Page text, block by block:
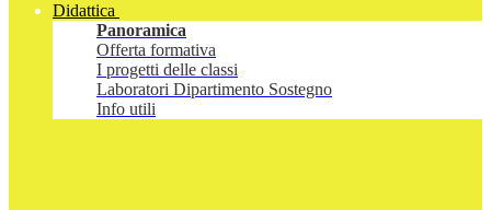
Didattica
Panoramica
Offerta formativa
I progetti delle classi
Laboratori Dipartimento Sostegno
Info utili